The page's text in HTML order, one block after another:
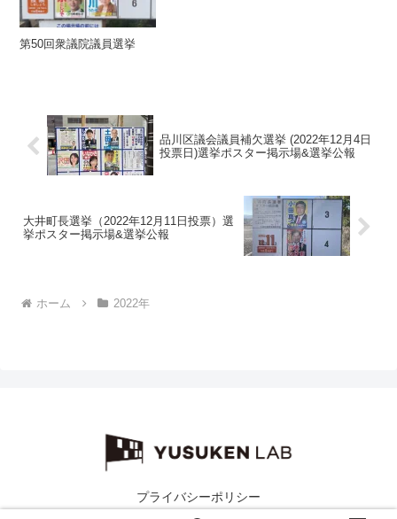
第50回衆議院議員選挙
品川区議会議員補欠選挙 (2022年12月4日
投票日)選挙ポスター掲示場&選挙公報
大井町長選挙（2022年12月11日投票）選
挙ポスター掲示場&選挙公報
ホーム 2022年
プライバシーポリシー